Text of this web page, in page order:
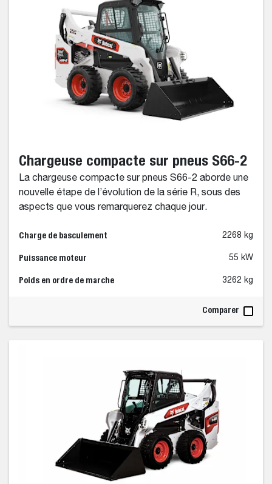
Chargeuse compacte sur pneus S66-2
La chargeuse compacte sur pneus S66-2 aborde une
nouvelle étape de l’évolution de la série R, sous des
aspects que vous remarquerez chaque jour.
Charge de basculement 2268 kg
Puissance moteur 55 kW
Poids en ordre de marche 3262 kg
Comparer